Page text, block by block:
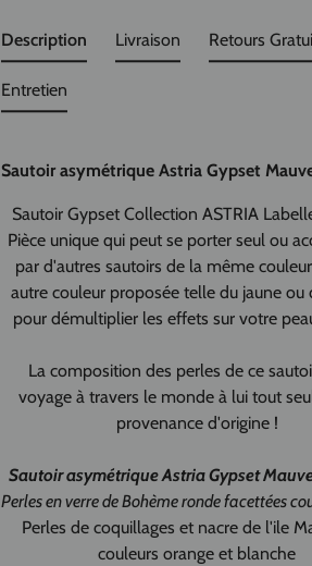
Description
Sautoir asymétrique Astria Gypset
Sautoir Gypset Collection ASTRIA
Pièce unique qui peut se porter seul ou
par d'autres sautoirs de la même
autre couleur proposée telle du jaune ou
pour démultiplier les effets sur votre
La composition des perles de ce
voyage à travers le monde à lui tout
provenance d'origine !
Sautoir asymétrique Astria Gypset
Perlesen verre de Bohème ronde facettées
Perles de coquillages et nacre de l'ile
couleurs orange et blanche
Livraison Retours
Entretien